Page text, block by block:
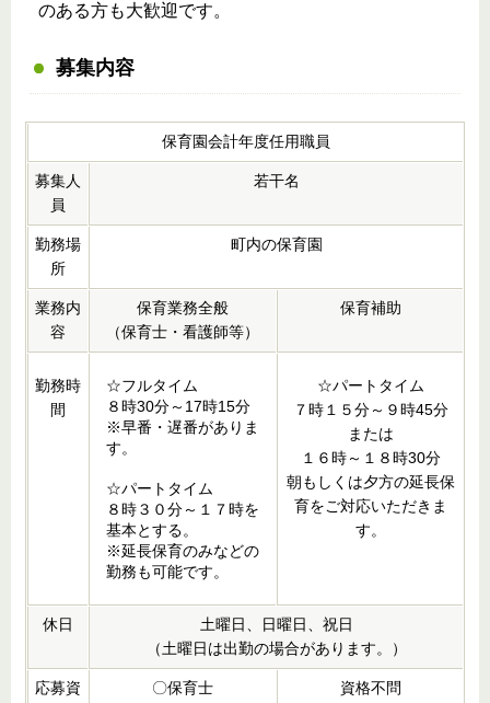
のある方も大歓迎です。
募集内容
保育園会計年度任用職員
募集人
員
若干名
勤務場
所
町内の保育園
業務内
容
保育業務全般
（保育士・看護師等）
保育補助
勤務時
間
☆フルタイム
８時30分～17時15分
※早番・遅番がありま
す。
☆パートタイム
８時３０分～１７時を
基本とする。
※延長保育のみなどの
勤務も可能です。
☆パートタイム
７時１５分～９時45分
または
１６時～１８時30分
朝もしくは夕方の延長保
育をご対応いただきま
す。
休日
土曜日、日曜日、祝日
（土曜日は出勤の場合があります。）
応募資
〇保育士
資格不問